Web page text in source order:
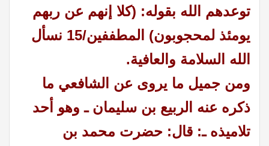
توعدهم الله بقوله: (كلا إنهم عن ربهم
يومئذ لمحجوبون) المطففين/15 نسأل
الله السلامة والعافية.
ومن جميل ما يروى عن الشافعي ما
ذكره عنه الربيع بن سليمان ـ وهو أحد
تلاميذه ـ: قال: حضرت محمد بن